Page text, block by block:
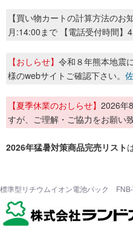
【買い物カートの計算方法の
月:14:00まで 【電話受付時間】
【おしらせ】 令和８年熊本地震
様のwebサイトご確認下さい。
【夏季休業のおしらせ】 2026年
すが、ご理解・ご協力をお願い
2026年猛暑対策商品完売リスト
標準型リチウムイオン電池パック